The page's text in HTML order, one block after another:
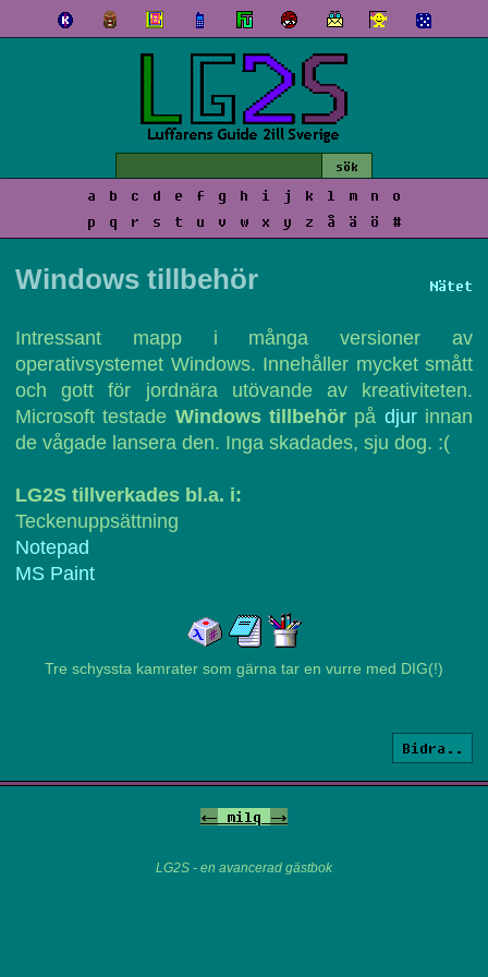
a b c d e f g h i j k l m n
o
p
q r s t u v w x y z å ä ö #
Nätet
Windows tillbehör
Intressant mapp i många versioner av
operativsystemet Windows. Innehåller mycket smått
och gott för jordnära utövande av kreativiteten.
Microsoft testade Windows tillbehör på djurinnan
de vågade lansera den. Inga skadades, sju dog. :(
LG2S tillverkades bl.a. i:
Teckenuppsättning
Notepad
MS Paint
Tre schyssta kamrater som gärna tar en vurre med DIG(!)
Bidra..
<- milq ->
LG2S - en avancerad gästbok